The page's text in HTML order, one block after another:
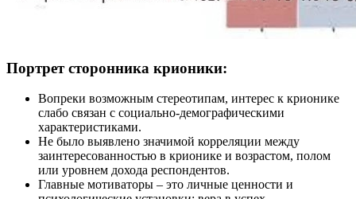
Портрет сторонника крионики:
Вопреки возможным стереотипам, интерес к крионике
слабо связан с социально-демографическими
характеристиками.
Не было выявлено значимой корреляции между
заинтересованностью в крионике и возрастом, полом
или уровнем дохода респондентов.
Главные мотиваторы – это личные ценности и